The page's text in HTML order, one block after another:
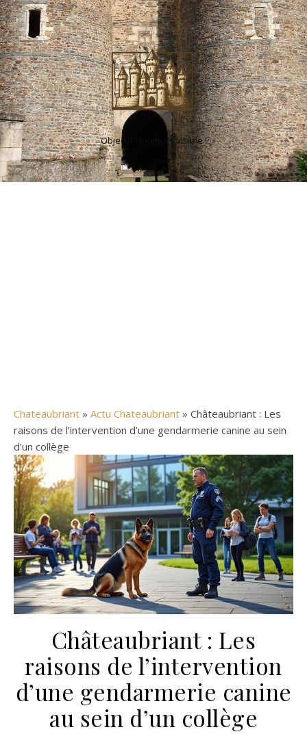
Objectif : toujours visible !
Chateaubriant » Actu Chateaubriant » Châteaubriant : Les
raisons de l’intervention d’une gendarmerie canine au sein
d’un collège
Châteaubriant : Les
raisons de l’intervention
d’une gendarmerie canine
au sein d’un collège